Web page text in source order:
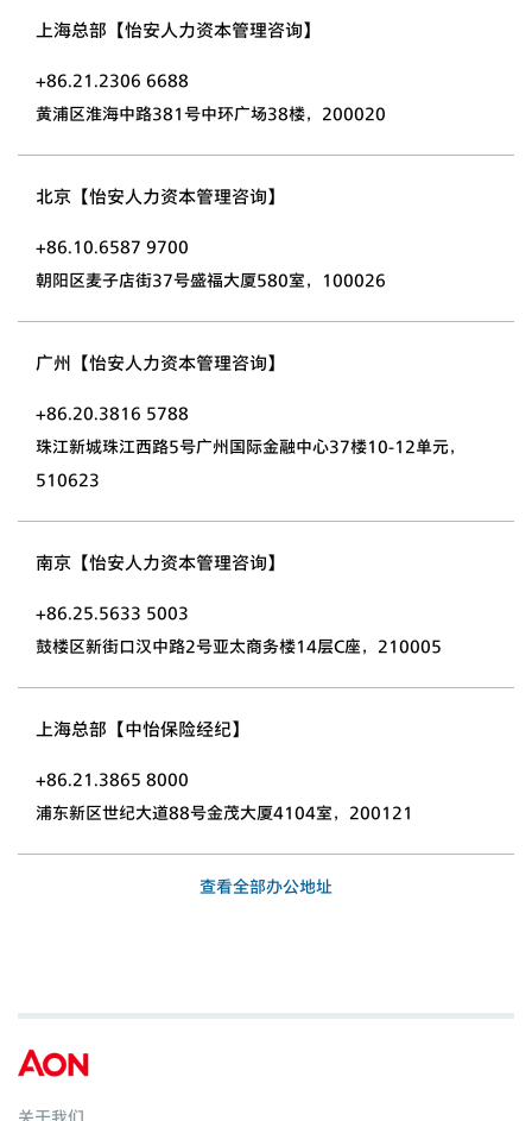
上海总部【怡安人力资本管理咨询】
+86.21.2306 6688
黄浦区淮海中路381号中环广场38楼，200020
北京【怡安人力资本管理咨询】
+86.10.6587 9700
朝阳区麦子店街37号盛福大厦580室，100026
广州【怡安人力资本管理咨询】
+86.20.3816 5788
珠江新城珠江西路5号广州国际金融中心37楼10-12单元，
510623
南京【怡安人力资本管理咨询】
+86.25.5633 5003
鼓楼区新街口汉中路2号亚太商务楼14层C座，210005
上海总部【中怡保险经纪】
+86.21.3865 8000
浦东新区世纪大道88号金茂大厦4104室，200121
查看全部办公地址
关于我们